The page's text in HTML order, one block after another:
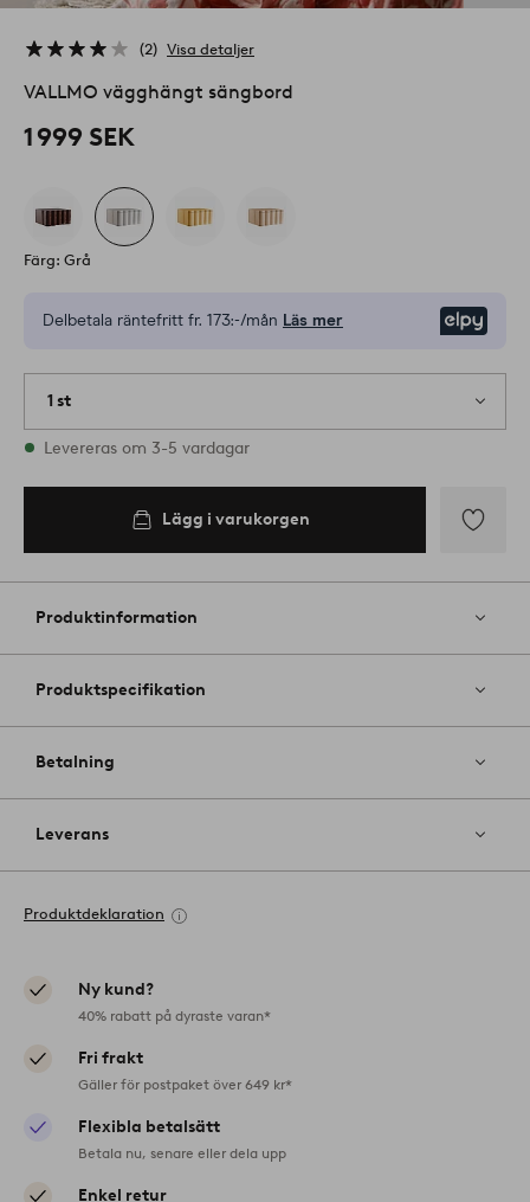
2 Visa detaljer
VALLMO vägghängt sängbord
1 999 SEK
Färg: Grå
Delbetala räntefritt fr. 173:-/mån Läs mer
1 st
I lager
Levereras om 3-5 vardagar
Lägg i varukorgen
till
favoriter
Produktinformation
Produktspecifikation
Betalning
Leverans
Produktdeklaration
Ny kund?
40% rabatt på dyraste varan*
Fri frakt
Gäller för postpaket över 649 kr*
Flexibla betalsätt
Betala nu, senare eller dela upp
Enkel retur